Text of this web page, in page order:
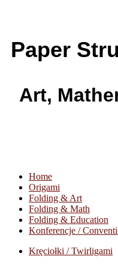
Paper
Art,
Home
Origami
Folding & Art
Folding & Math
Folding & Education
Konferencje /
Kręciołki / Twirligami